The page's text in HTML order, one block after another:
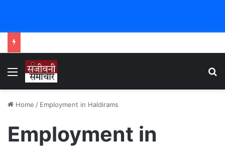
Menu
Home / Employment in Haldirams
Employment in